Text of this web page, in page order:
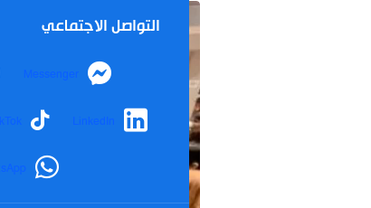
التواصل الاجتماعي
Messenger
LinkedIn